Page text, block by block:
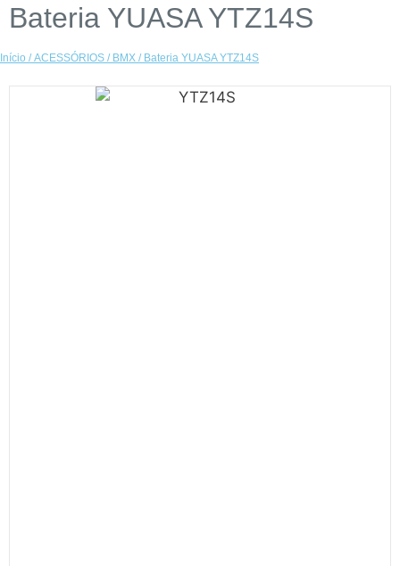
Bateria YUASA YTZ14S
Início /ACESSÓRIOS / BMX / Bateria YUASA YTZ14S